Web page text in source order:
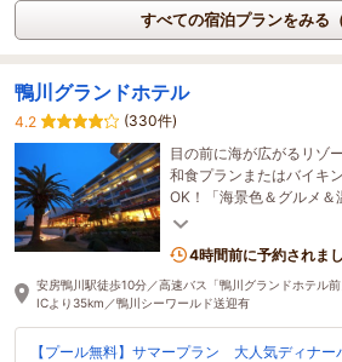
すべての宿泊プランをみる
鴨川グランドホテル
4.2
(330件)
目の前に海が広がるリゾ
和食プランまたはバイキ
OK！「海景色＆グルメ＆
館へぜひお越し下さい！
4時間前に予約されま
安房鴨川駅徒歩10分／高速バス「鴨川グランドホテル
ICより35km／鴨川シーワールド送迎有
【プール無料】サマープラン 大人気ディナー